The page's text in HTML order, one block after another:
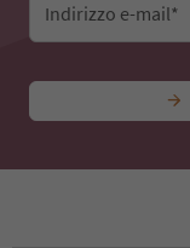
Indirizzo e-mail*